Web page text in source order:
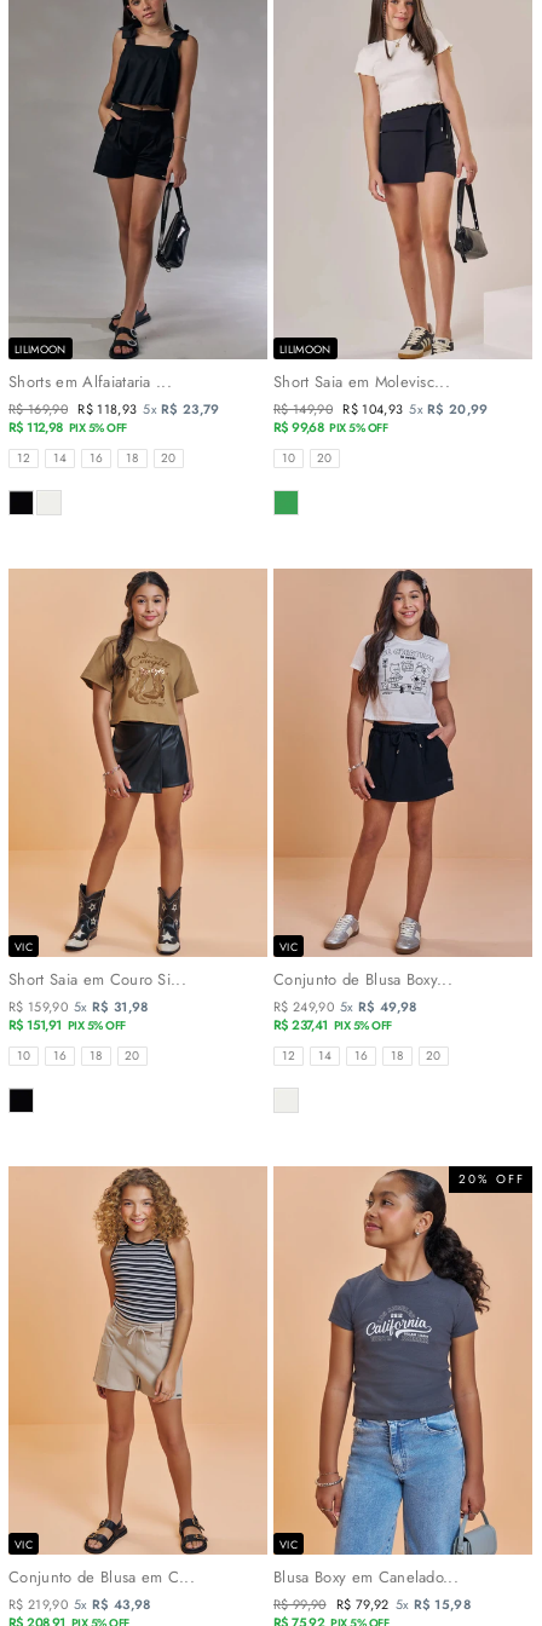
LILIMOON
Shorts em Alfaiataria ...
Preço
normal
R$ 169,90 Preço
promocional
R$ 118,93 5xR$ 23,79
R$ 112,98 PIX 5% OFF
TAMANHOS
12 14 16 18 20
COR
LILIMOON
Short Saia em Molevisc...
Preço
normal
R$ 149,90 Preço
promocional
R$ 104,93 5xR$ 20,99
R$ 99,68 PIX 5% OFF
TAMANHOS
10 20
COR
VIC
Short Saia em Couro Si...
R$ 159,90 5x R$ 31,98
R$ 151,91 PIX 5% OFF
TAMANHOS
10 16 18 20
COR
VIC
Conjunto de Blusa Boxy...
R$ 249,90 5x R$ 49,98
R$ 237,41 PIX 5% OFF
TAMANHOS
12 14 16 18 20
COR
VIC
Conjunto de Blusa em C...
R$ 219,90 5x R$ 43,98
20% OFF
VIC
Blusa Boxy em Canelado...
Preço
R$ 99,90 Preço
R$ 79,92 5x R$ 15,98